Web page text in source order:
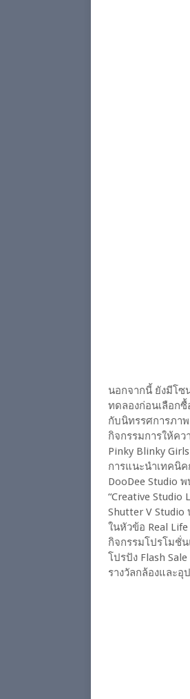
นอกจากนี้ ยังมีโ
ทดลองก่อนเลือก
กับนิทรรศการภาพ
กิจกรรมการให้ค
Pinky Blinky
การแนะนำเทคนิ
DooDee Studio
“Creative
Shutter V Studio
ในหัวข้อ Real
กิจกรรมโปรโมชั่
โปรปัง Flash
รางวัลกล้องและ